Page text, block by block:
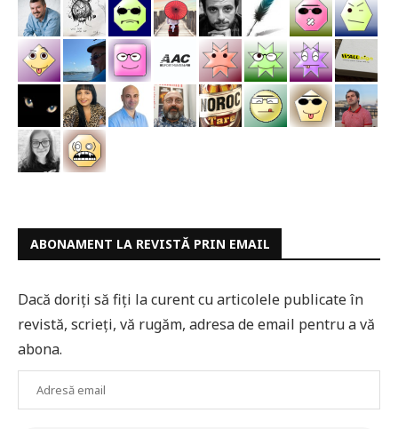
ABONAMENT LA REVISTĂ PRIN EMAIL
Dacă doriți să fiți la curent cu articolele publicate în
revistă, scrieți, vă rugăm, adresa de email pentru a vă
abona.